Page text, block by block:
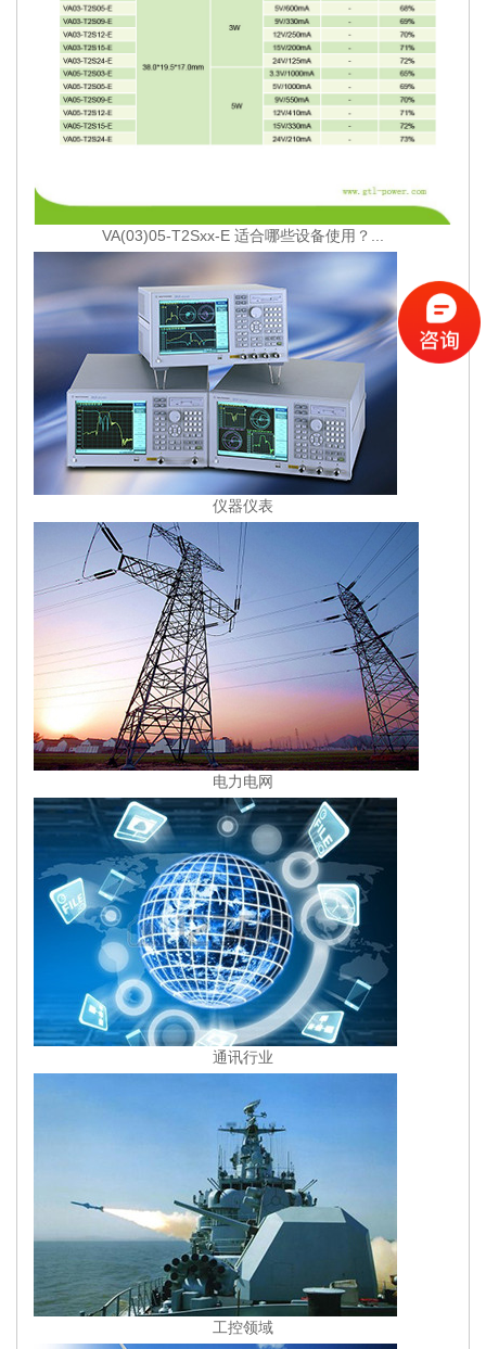
VA(03)05-T2Sxx-E 适合哪些设备使用？...
仪器仪表
电力电网
通讯行业
工控领域